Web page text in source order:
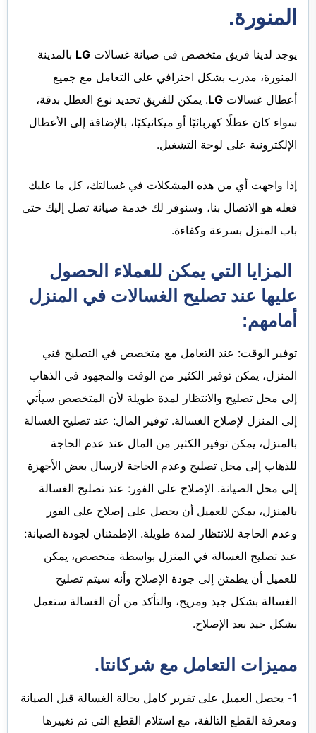
المنورة.
يوجد لدينا فريق متخصص في صيانة غسالات LG بالمدينة
المنورة، مدرب بشكل احترافي على التعامل مع جميع
أعطال غسالات LG. يمكن للفريق تحديد نوع العطل بدقة،
سواء كان عطلًا كهربائيًا أو ميكانيكيًا، بالإضافة إلى الأعطال
الإلكترونية على لوحة التشغيل.
إذا واجهت أي من هذه المشكلات في غسالتك، كل ما عليك
فعله هو الاتصال بنا، وسنوفر لك خدمة صيانة تصل إليك حتى
باب المنزل بسرعة وكفاءة.
المزايا التي يمكن للعملاء الحصول
عليها عند تصليح الغسالات في المنزل
أمامهم:
توفير الوقت: عند التعامل مع متخصص في التصليح فني
المنزل، يمكن توفير الكثير من الوقت والمجهود في الذهاب
إلى محل تصليح والانتظار لمدة طويلة لأن المتخصص سيأتي
إلى المنزل لإصلاح الغسالة. توفير المال: عند تصليح الغسالة
بالمنزل، يمكن توفير الكثير من المال عند عدم الحاجة
للذهاب إلى محل تصليح وعدم الحاجة لارسال بعض الأجهزة
إلى محل الصيانة. الإصلاح على الفور: عند تصليح الغسالة
بالمنزل، يمكن للعميل أن يحصل على إصلاح على الفور
وعدم الحاجة للانتظار لمدة طويلة. الإطمئنان لجودة الصيانة:
عند تصليح الغسالة في المنزل بواسطة متخصص، يمكن
للعميل أن يطمئن إلى جودة الإصلاح وأنه سيتم تصليح
الغسالة بشكل جيد ومريح، والتأكد من أن الغسالة ستعمل
بشكل جيد بعد الإصلاح.
مميزات التعامل مع شركانتا.
1- يحصل العميل على تقرير كامل بحالة الغسالة قبل الصيانة
ومعرفة القطع التالفة، مع استلام القطع التي تم تغييرها